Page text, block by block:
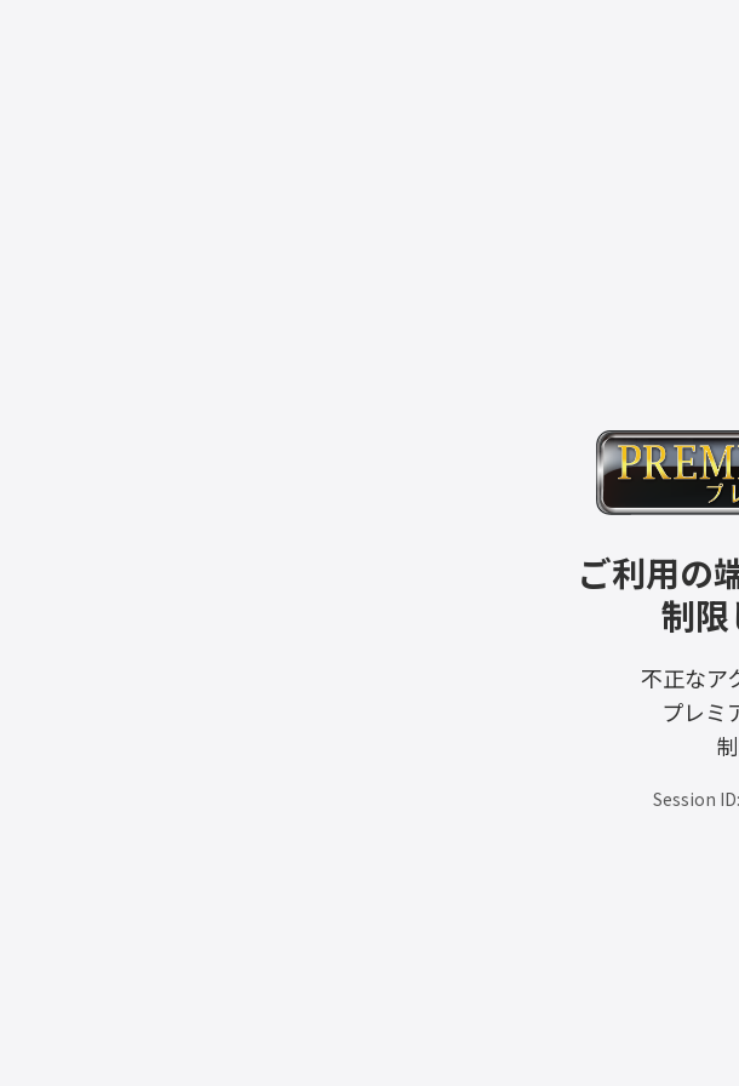
ご利用の
制限
不正なア
プレミ
Session